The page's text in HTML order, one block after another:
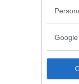
il parco,
di gruppo,
famoso ed